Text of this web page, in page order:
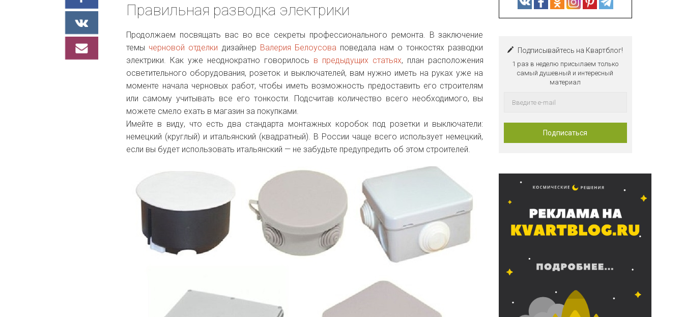
Правильная разводка электрики
Продолжаем посвящать вас во все секреты профессионального ремонта. В заключение
темы черновой отделки дизайнер Валерия Белоусова поведала нам о тонкостях разводки
электрики. Как уже неоднократно говорилось в предыдущих статьях, план расположения
осветительного оборудования, розеток и выключателей, вам нужно иметь на руках уже на
моменте начала черновых работ, чтобы иметь возможность предоставить его строителям
или самому учитывать все его тонкости. Подсчитав количество всего необходимого, вы
можете смело ехать в магазин за покупками.
Имейте в виду, что есть два стандарта монтажных коробок под розетки и выключатели:
немецкий (круглый) и итальянский (квадратный). В России чаще всего использует немецкий,
если вы будет использовать итальянский — не забудьте предупредить об этом строителей.
Подписывайтесь на Квартблог!
1 раз в неделю присылаем только
самый душевный и интересный
материал